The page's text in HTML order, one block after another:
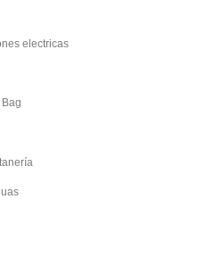
electricas